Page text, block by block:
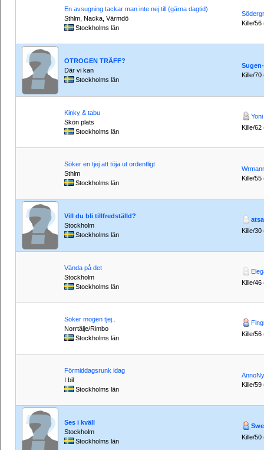
En avsugning tackar man inte nej till (gärna dagtid)
Sthlm, Nacka, Värmdö
Stockholms län
Kille/56
OTROGEN TRÄFF?
Där vi kan
Stockholms län
Kille/70
Kinky & tabu
Skön plats
Stockholms län
Kille/62
Söker en tjej att töja ut ordentligt
Sthlm
Stockholms län
Kille/55
Vill du bli tillfredställd?
Stockholm
Stockholms län
Kille/30
Vända på det
Stockholm
Stockholms län
Kille/46
Söker mogen tjej..
Norrtälje/Rimbo
Stockholms län
Kille/56
Förmiddagsrunk idag
I bil
Stockholms län
Kille/59
Ses i kväll
Stockholm
Stockholms län
Kille/50